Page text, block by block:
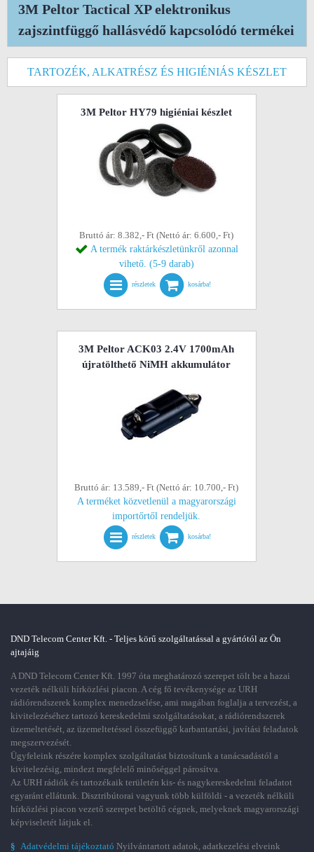
3M Peltor Tactical XP elektronikus
zajszintfüggő hallásvédő kapcsolódó termékei
TARTOZÉK, ALKATRÉSZ ÉS HIGIÉNIÁS KÉSZLET
3M Peltor HY79 higiéniai készlet
Bruttó ár: 8.382,- Ft (Nettó ár: 6.600,- Ft)
A termék raktárkészletünkről azonnal
vihető. (5-9 darab)
részletek kosárba!
3M Peltor ACK03 2.4V 1700mAh
újratölthető NiMH akkumulátor
Bruttó ár: 13.589,- Ft (Nettó ár: 10.700,- Ft)
A terméket közvetlenül a magyarországi
importőrtől rendeljük.
részletek kosárba!
DND Telecom Center Kft. - Teljes körű szolgáltatással a gyártótól az Ön
ajtajáig
A DND Telecom Center Kft. 1997 óta meghatározó szerepet tölt be a hazai
vezeték nélküli hírközlési piacon. A cég fő tevékenysége az URH
rádiórendszerek komplex menedzselése, ami magában foglalja a tervezést, a
kivitelezéséhez tartozó kereskedelmi szolgáltatásokat, a rádiórendszerek
üzemeltetését, az üzemeltetéssel összefüggő karbantartási, javítási feladatok
megszervezését.
Ügyfeleink részére komplex szolgáltatást biztosítunk a tanácsadástól a
kivitelezésig, mindezt megfelelő minőséggel párosítva.
Az URH rádiók és tartozékaik területén kis- és nagykereskedelmi feladatot
egyaránt ellátunk. Disztribútorai vagyunk több külföldi - a vezeték nélküli
hírközlési piacon vezető szerepet betöltő cégnek, melyeknek magyarországi
képviseletét látjuk el.
§ Adatvédelmi tájékoztató Nyilvántartott adatok, adatkezelési elveink